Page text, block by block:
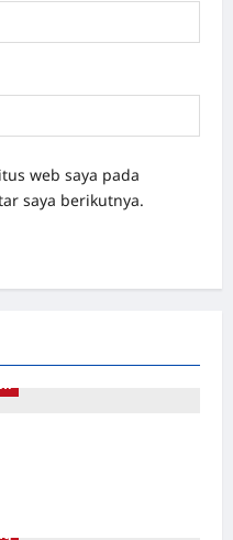
web saya pada
saya berikutnya.